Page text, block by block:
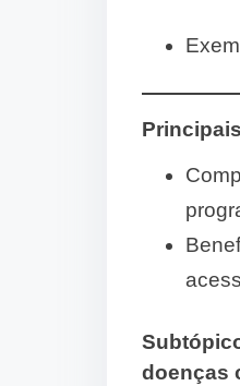
doenças